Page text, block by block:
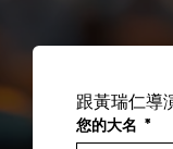
跟黃瑞仁導
您的大名 *